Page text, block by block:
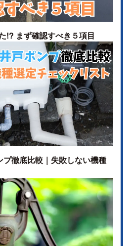
!? まず確認すべき５項目
徹底比較｜失敗しない機種